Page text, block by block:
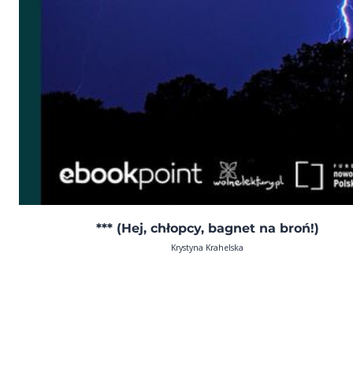
*** (Hej, chłopcy, bagnet na broń!)
Krystyna Krahelska